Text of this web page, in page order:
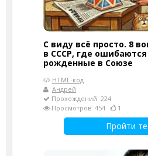
С виду всё просто. 8
в СССР, где
рожденные в Союзе
HTML-код
Андрей
Прохождений: 224
Просмотров: 454
1
Пройти